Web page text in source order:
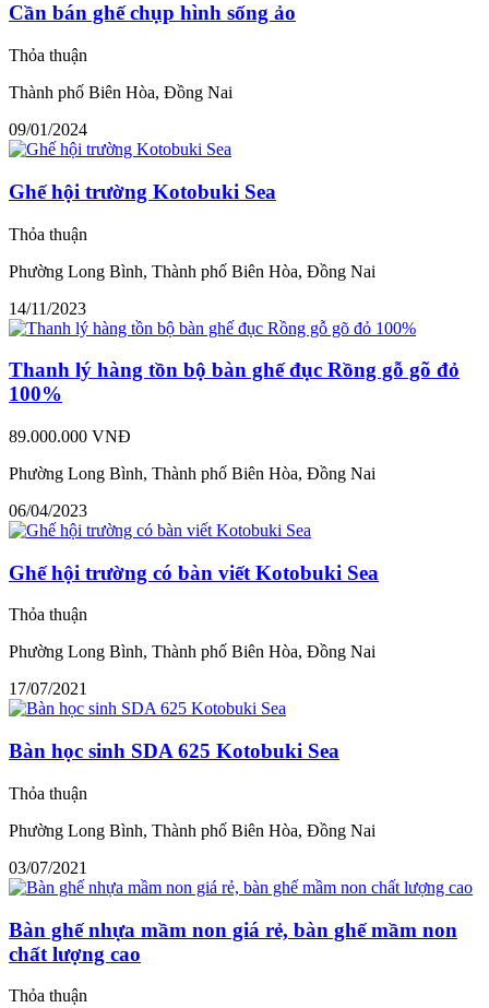
Cần bán ghế chụp hình sống ảo
Thỏa thuận
Thành phố Biên Hòa, Đồng Nai
09/01/2024
Ghế hội trường Kotobuki Sea
Thỏa thuận
Phường Long Bình, Thành phố Biên Hòa, Đồng Nai
14/11/2023
Thanh lý hàng tồn bộ bàn ghế đục Rồng gỗ gõ đỏ
100%
89.000.000 VNĐ
Phường Long Bình, Thành phố Biên Hòa, Đồng Nai
06/04/2023
Ghế hội trường có bàn viết Kotobuki Sea
Thỏa thuận
Phường Long Bình, Thành phố Biên Hòa, Đồng Nai
17/07/2021
Bàn học sinh SDA 625 Kotobuki Sea
Thỏa thuận
Phường Long Bình, Thành phố Biên Hòa, Đồng Nai
03/07/2021
Bàn ghế nhựa mầm non giá rẻ, bàn ghế mầm non
chất lượng cao
Thỏa thuận